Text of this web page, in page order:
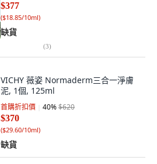
$377
($18.85/10ml)
缺貨
(3)
VICHY 薇姿 Normaderm三合一淨膚
泥, 1個, 125ml
首購折扣價 40%$620
$370
($29.60/10ml)
缺貨